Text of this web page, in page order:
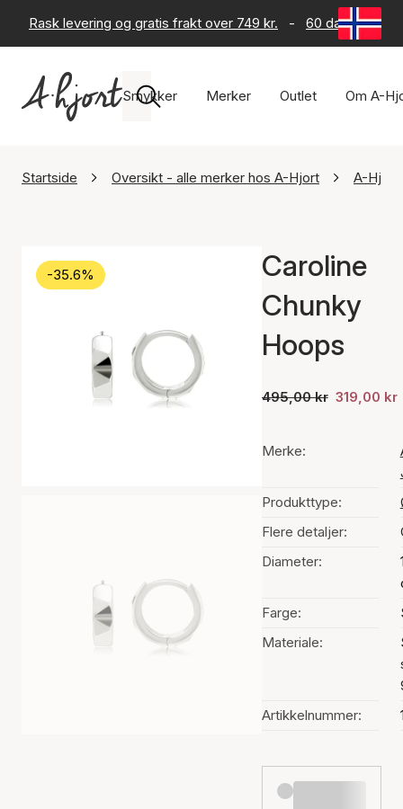
Rask levering og gratis frakt over 749 kr. - 60 dagers
Smykker Merker Outlet Om A-
Startside Oversikt - alle merker hos A-Hjort A-Hjort
-35.6%
Caroline
Chunky
Hoops
495,00 kr 319,00 kr
Merke:
Produkttype:
Flere detaljer:
Diameter:
Farge:
Materiale:
Artikkelnummer: